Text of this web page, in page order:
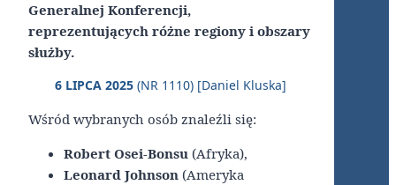
Generalnej Konferencji,
reprezentujących różne regiony i obszary
służby.
6 LIPCA 2025(NR 1110) [Daniel Kluska]
Wśród wybranych osób znaleźli się:
Robert Osei-Bonsu (Afryka),
Leonard Johnson (Ameryka